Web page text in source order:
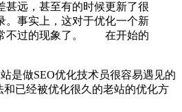
甚远，甚至有的时候更新了很
。事实上，这对于优化一个新
不过的现象了。 在开始的
做SEO优化技术员很容易遇见的
和已经被优化很久的老站的优化方